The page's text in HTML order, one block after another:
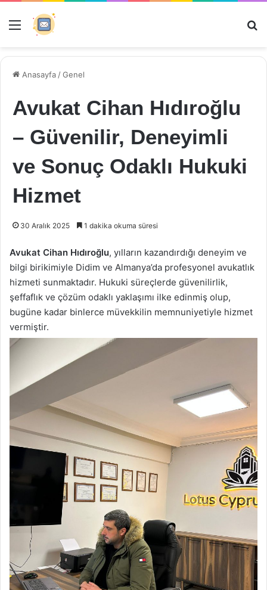
Menü
Anasayfa /Genel
Avukat Cihan Hıdıroğlu
– Güvenilir, Deneyimli
ve Sonuç Odaklı Hukuki
Hizmet
30 Aralık 2025 1 dakika okuma süresi
Avukat Cihan Hıdıroğlu, yılların kazandırdığı deneyim ve
bilgi birikimiyle Didim ve Almanya’da profesyonel avukatlık
hizmeti sunmaktadır. Hukuki süreçlerde güvenilirlik,
şeffaflık ve çözüm odaklı yaklaşımı ilke edinmiş olup,
bugüne kadar binlerce müvekkilin memnuniyetiyle hizmet
vermiştir.